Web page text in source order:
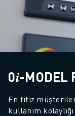
0𝑖-
En titiz
kullanım